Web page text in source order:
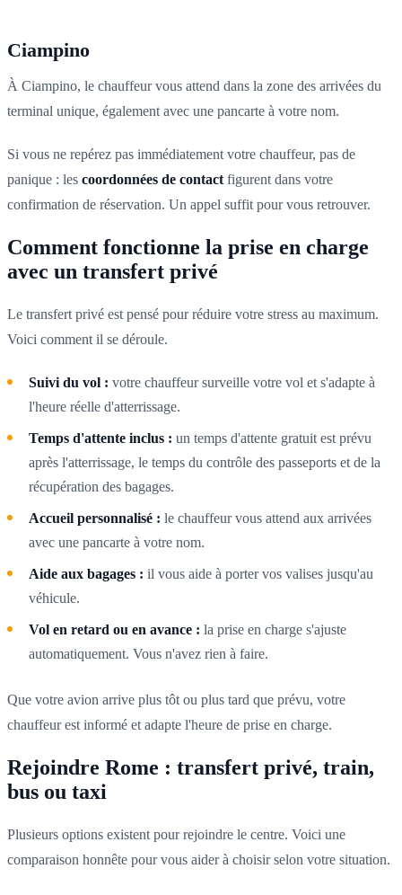
Ciampino
À Ciampino, le chauffeur vous attend dans la zone des arrivées du
terminal unique, également avec une pancarte à votre nom.
Si vous ne repérez pas immédiatement votre chauffeur, pas de
panique : les coordonnées de contact figurent dans votre
confirmation de réservation. Un appel suffit pour vous retrouver.
Comment fonctionne la prise en charge
avec un transfert privé
Le transfert privé est pensé pour réduire votre stress au maximum.
Voici comment il se déroule.
Suivi du vol : votre chauffeur surveille votre vol et s'adapte à
l'heure réelle d'atterrissage.
Temps d'attente inclus : un temps d'attente gratuit est prévu
après l'atterrissage, le temps du contrôle des passeports et de la
récupération des bagages.
Accueil personnalisé : le chauffeur vous attend aux arrivées
avec une pancarte à votre nom.
Aide aux bagages : il vous aide à porter vos valises jusqu'au
véhicule.
Vol en retard ou en avance : la prise en charge s'ajuste
automatiquement. Vous n'avez rien à faire.
Que votre avion arrive plus tôt ou plus tard que prévu, votre
chauffeur est informé et adapte l'heure de prise en charge.
Rejoindre Rome : transfert privé, train,
bus ou taxi
Plusieurs options existent pour rejoindre le centre. Voici une
comparaison honnête pour vous aider à choisir selon votre situation.